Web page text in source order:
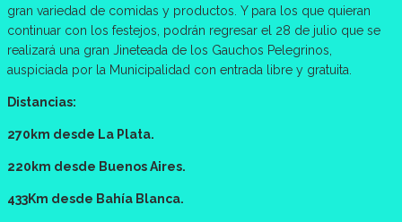
gran variedad de comidas y productos. Y para los que quieran
continuar con los festejos, podrán regresar el 28 de julio que se
realizará una gran Jineteada de los Gauchos Pelegrinos,
auspiciada por la Municipalidad con entrada libre y gratuita.
Distancias:
270km desde La Plata.
220km desde Buenos Aires.
433Km desde Bahía Blanca.